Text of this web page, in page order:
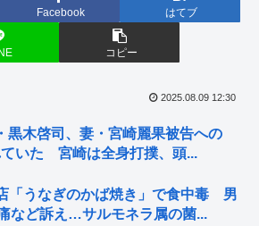
Facebook はてブ
コピー
2025.08.09 12:30
黒木啓司、妻・宮崎麗果被告への
ていた 宮崎は全身打撲、頭...
「うなぎのかば焼き」で食中毒 男
など訴え…サルモネラ属の菌...